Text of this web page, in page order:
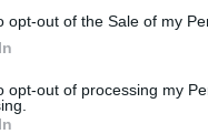
opt-out of the Sale of my
opt-out of processing my